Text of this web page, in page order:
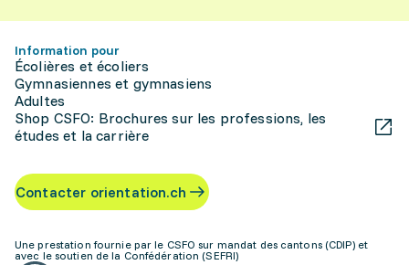
Information pour
Écolières et écoliers
Gymnasiennes et gymnasiens
Adultes
Shop CSFO: Brochures sur les professions, les
études et la carrière
Contacter orientation.ch
Une prestation fournie par le CSFO sur mandat des cantons (CDIP) et
avec le soutien de la Confédération (SEFRI)